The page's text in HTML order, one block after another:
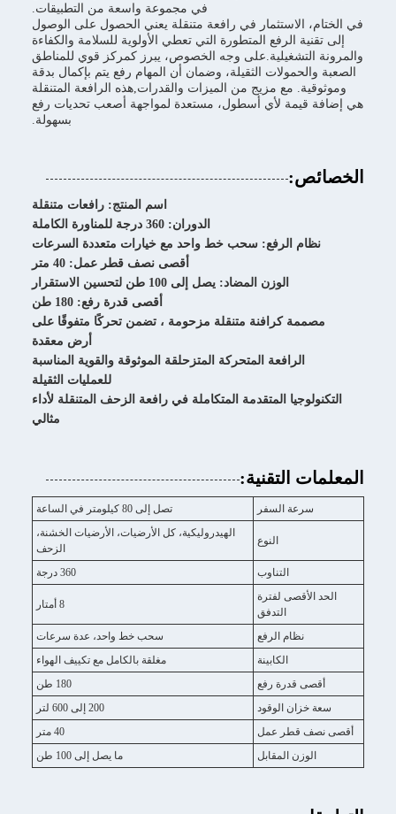
في مجموعة واسعة من التطبيقات.
في الختام، الاستثمار في رافعة متنقلة يعني الحصول على الوصول
إلى تقنية الرفع المتطورة التي تعطي الأولوية للسلامة والكفاءة
والمرونة التشغيلية.على وجه الخصوص، يبرز كمركز قوي للمناطق
الصعبة والحمولات الثقيلة، وضمان أن المهام رفع يتم بإكمال بدقة
وموثوقية. مع مزيج من الميزات والقدرات,هذه الرافعة المتنقلة
هي إضافة قيمة لأي أسطول، مستعدة لمواجهة أصعب تحديات رفع
بسهولة.
الخصائص:
اسم المنتج: رافعات متنقلة
الدوران: 360 درجة للمناورة الكاملة
نظام الرفع: سحب خط واحد مع خيارات متعددة السرعات
أقصى نصف قطر عمل: 40 متر
الوزن المضاد: يصل إلى 100 طن لتحسين الاستقرار
أقصى قدرة رفع: 180 طن
مصممة كرافنة متنقلة مزحومة ، تضمن تحركًا متفوقًا على
أرض معقدة
الرافعة المتحركة المتزحلقة الموثوقة والقوية المناسبة
للعمليات الثقيلة
التكنولوجيا المتقدمة المتكاملة في رافعة الزحف المتنقلة لأداء
مثالي
المعلمات التقنية:
سرعة السفر تصل إلى 80 كيلومتر في الساعة
النوع
الهيدروليكية، كل الأرضيات، الأرضيات الخشنة،
الزحف
التناوب
360 درجة
الحد الأقصى لفترة
التدفق
8 أمتار
نظام الرفع
سحب خط واحد، عدة سرعات
الكابينة
مغلقة بالكامل مع تكييف الهواء
أقصى قدرة رفع
180 طن
سعة خزان الوقود
200 إلى 600 لتر
أقصى نصف قطر عمل
40 متر
الوزن المقابل
ما يصل إلى 100 طن